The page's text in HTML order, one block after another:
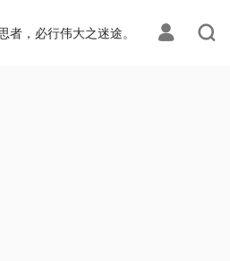
者，必行伟大之迷途。